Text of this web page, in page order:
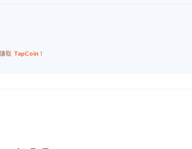
取 TapCoin ！